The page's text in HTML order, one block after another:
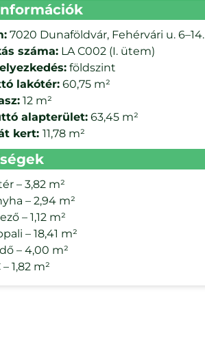
7020 Dunaföldvár, Fehérvári u. 6–14.
száma: LA C002 (I. ütem)
földszint
lakótér: 60,75 m²
12 m²
alapterület: 63,45 m²
kert: 11,78 m²
– 3,82 m²
– 2,94 m²
– 1,12 m²
– 18,41 m²
– 4,00 m²
1,82 m²